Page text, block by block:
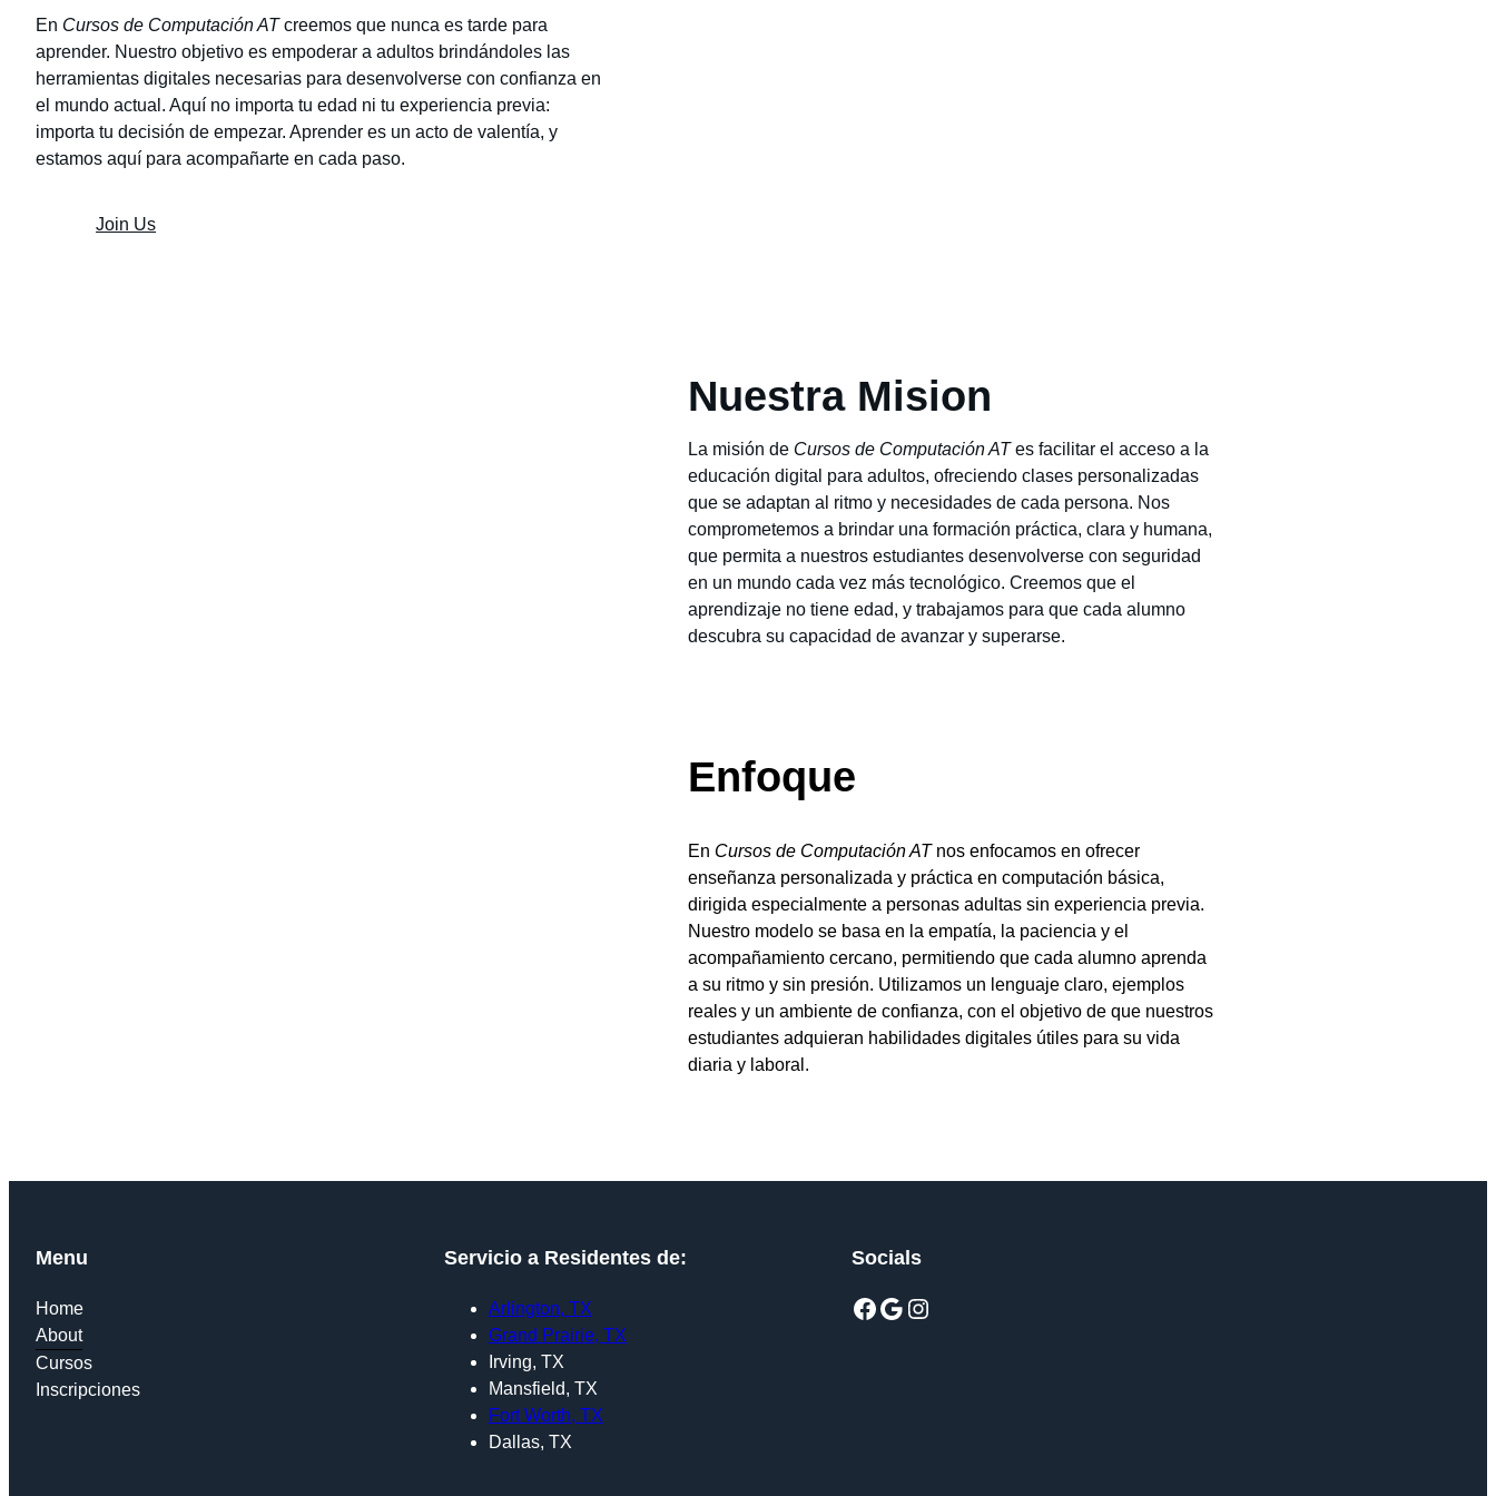
En Cursos de Computación ATcreemos que nunca es tarde para
aprender. Nuestro objetivo es empoderar a adultos brindándoles las
herramientas digitales necesarias para desenvolverse con confianza en
el mundo actual. Aquí no importa tu edad ni tu experiencia previa:
importa tu decisión de empezar. Aprender es un acto de valentía, y
estamos aquí para acompañarte en cada paso.
Join Us
Nuestra Mision
La misión de Cursos de Computación ATes facilitar el acceso a la
educación digital para adultos, ofreciendo clases personalizadas
que se adaptan al ritmo y necesidades de cada persona. Nos
comprometemos a brindar una formación práctica, clara y humana,
que permita a nuestros estudiantes desenvolverse con seguridad
en un mundo cada vez más tecnológico. Creemos que el
aprendizaje no tiene edad, y trabajamos para que cada alumno
descubra su capacidad de avanzar y superarse.
Enfoque
En Cursos de Computación ATnos enfocamos en ofrecer
enseñanza personalizada y práctica en computación básica,
dirigida especialmente a personas adultas sin experiencia previa.
Nuestro modelo se basa en la empatía, la paciencia y el
acompañamiento cercano, permitiendo que cada alumno aprenda
a su ritmo y sin presión. Utilizamos un lenguaje claro, ejemplos
reales y un ambiente de confianza, con el objetivo de que nuestros
estudiantes adquieran habilidades digitales útiles para su vida
diaria y laboral.
Menu
Home
About
Cursos
Inscripciones
Servicio a Residentes de:
Arlington, TX
Grand Prairie, TX
Irving, TX
Mansfield, TX
Fort Worth, TX
Dallas, TX
Socials
Facebook Google Instagram